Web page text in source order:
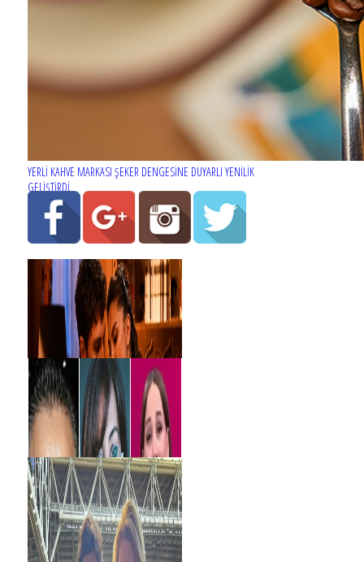
YERLİ KAHVE MARKASI ŞEKER DENGESİNE DUYARLI YENİLİK
GELİŞTİRDİ